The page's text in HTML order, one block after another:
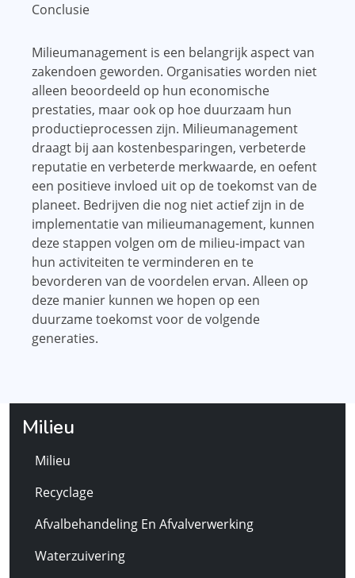
Conclusie
Milieumanagement is een belangrijk aspect van
zakendoen geworden. Organisaties worden niet
alleen beoordeeld op hun economische
prestaties, maar ook op hoe duurzaam hun
productieprocessen zijn. Milieumanagement
draagt ​​bij aan kostenbesparingen, verbeterde
reputatie en verbeterde merkwaarde, en oefent
een positieve invloed uit op de toekomst van de
planeet. Bedrijven die nog niet actief zijn in de
implementatie van milieumanagement, kunnen
deze stappen volgen om de milieu-impact van
hun activiteiten te verminderen en te
bevorderen van de voordelen ervan. Alleen op
deze manier kunnen we hopen op een
duurzame toekomst voor de volgende
generaties.
Milieu
Milieu
Recyclage
Afvalbehandeling En Afvalverwerking
Waterzuivering